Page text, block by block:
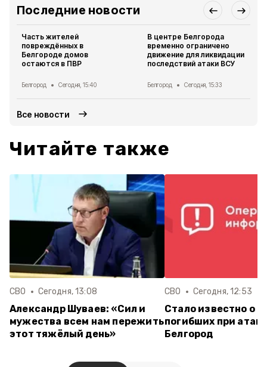
Последние новости
Часть жителей
повреждённых в
Белгороде домов
остаются в ПВР
Белгород Сегодня, 15:40
В центре Белгорода
временно ограничено
движение для ликвидации
последствий атаки ВСУ
Белгород Сегодня, 15:33
Все новости
Читайте также
СВО Сегодня, 13:08
Александр Шуваев: «Сил и
мужества всем нам пережить
этот тяжёлый день»
СВО Сегодня, 12:53
Стало известно о
погибших при
Белгород